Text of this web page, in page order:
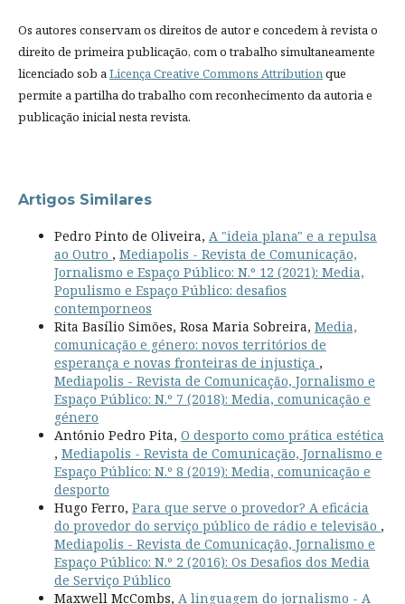
Os autores conservam os direitos de autor e concedem à revista o
direito de primeira publicação, com o trabalho simultaneamente
licenciado sob aLicença Creative Commons Attributionque
permite a partilha do trabalho com reconhecimento da autoria e
publicação inicial nesta revista.
Artigos Similares
Pedro Pinto de Oliveira, A "ideia plana" e a repulsa
ao Outro , Mediapolis - Revista de Comunicação,
Jornalismo e Espaço Público: N.º 12 (2021): Media,
Populismo e Espaço Público: desafios
contemporneos
Rita Basílio Simões, Rosa Maria Sobreira, Media,
comunicação e género: novos territórios de
esperança e novas fronteiras de injustiça ,
Mediapolis - Revista de Comunicação, Jornalismo e
Espaço Público: N.º 7 (2018): Media, comunicação e
género
António Pedro Pita, O desporto como prática estética
, Mediapolis - Revista de Comunicação, Jornalismo e
Espaço Público: N.º 8 (2019): Media, comunicação e
desporto
Hugo Ferro, Para que serve o provedor? A eficácia
do provedor do serviço público de rádio e televisão ,
Mediapolis - Revista de Comunicação, Jornalismo e
Espaço Público: N.º 2 (2016): Os Desafios dos Media
de Serviço Público
Maxwell McCombs, A linguagem do jornalismo - A